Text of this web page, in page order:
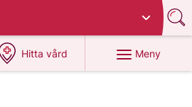
Hitta vård
på 1177.se
Meny